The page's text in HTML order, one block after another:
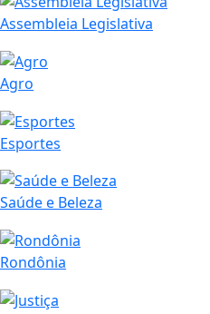
Assembleia Legislativa
Agro
Esportes
Saúde e Beleza
Rondônia